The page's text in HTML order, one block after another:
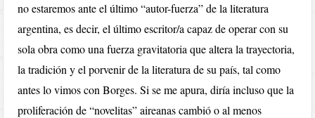
no estaremos ante el último “autor-fuerza” de la literatura
argentina, es decir, el último escritor/a capaz de operar con su
sola obra como una fuerza gravitatoria que altera la trayectoria,
la tradición y el porvenir de la literatura de su país, tal como
antes lo vimos con Borges. Si se me apura, diría incluso que la
proliferación de “novelitas” aireanas cambió o al menos